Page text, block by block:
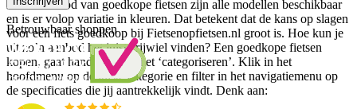
In ons aanbod van goedkope fietsen zijn alle modellen beschikbaar
en is er volop variatie in kleuren. Dat betekent dat de kans op slagen
voor een fiets goedkoop bij Fietsenopfietsen.nl groot is. Hoe kun je
uit zo’n aanbod het juiste rijwiel vinden? Een goedkope fietsen
kopen, gaat hand in hand met ‘categoriseren’. Klik in het
hoofdmenu op de juiste categorie en filter in het navigatiemenu op
de specificaties die jij aantrekkelijk vindt. Denk aan:
Betrouwbaar shoppen